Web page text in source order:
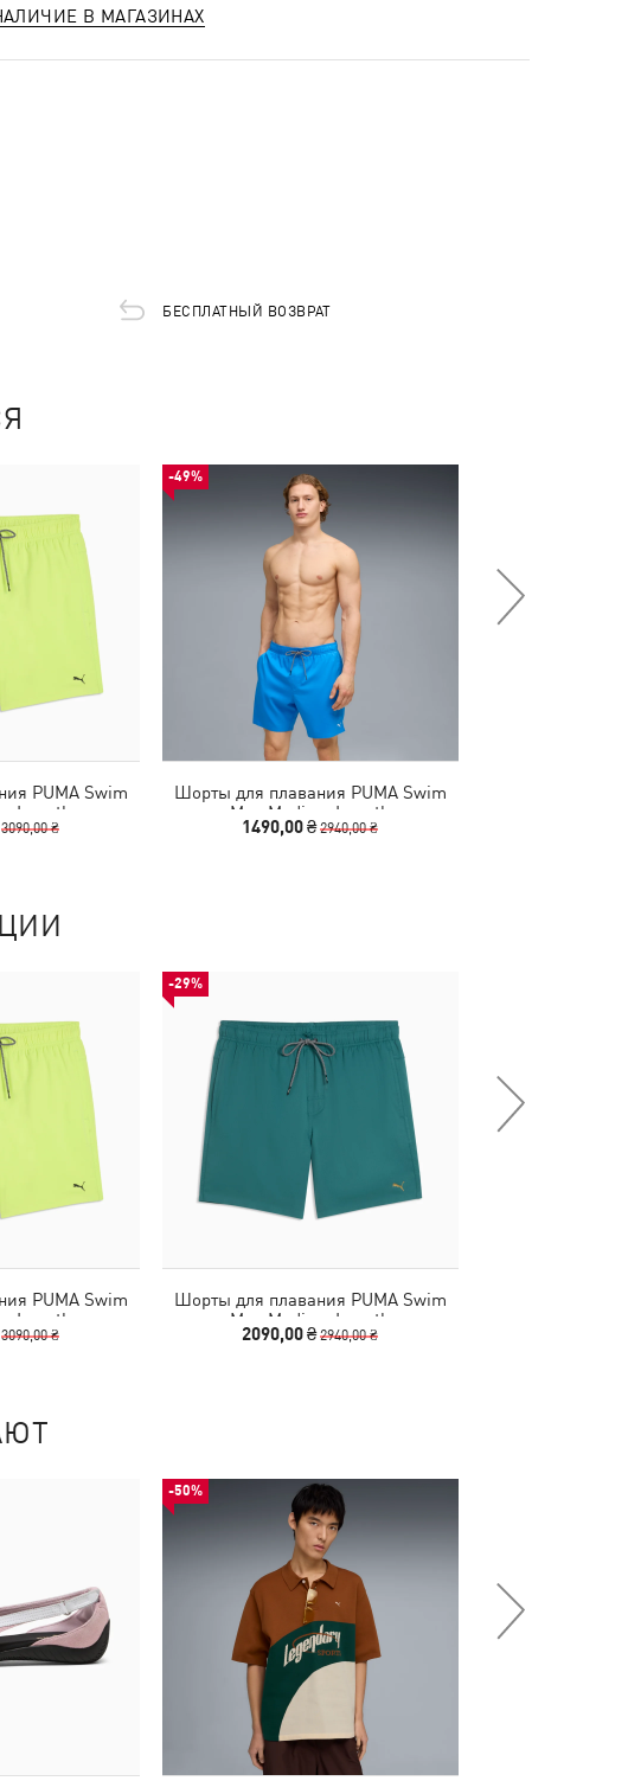
В МАГАЗИНАХ
БЕСПЛАТНЫЙ ВОЗВРАТ
PUMA Swim
Length
3090,00 ₴
-49%
Шорты для плавания PUMA Swim
Men Medium Length
1490,00 ₴2940,00 ₴
PUMA Swim
Length
3090,00 ₴
-29%
Шорты для плавания PUMA Swim
Men Medium Length
2090,00 ₴2940,00 ₴
-50%